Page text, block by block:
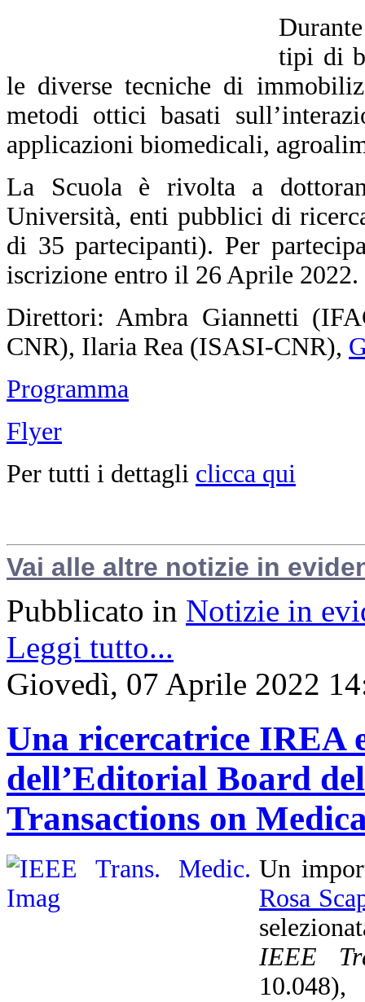
tipi di
le diverse tecniche di
metodi ottici basati
applicazioni biomedicali,
La Scuola è rivolta a
Università, enti pubblici di
di 35 partecipanti). Per
iscrizione entro il 26 Aprile 2022.
Direttori: Ambra Giannetti
CNR), Ilaria Rea (ISASI-CNR),
Programma
Flyer
Per tutti i dettagli clicca qui
Vai alle altre notizie in
Pubblicato in Notizie in
Leggi tutto...
Giovedì, 07 Aprile 2022
Una ricercatrice IREA
dell’Editorial Board
Transactions on
Un
Rosa
IEEE